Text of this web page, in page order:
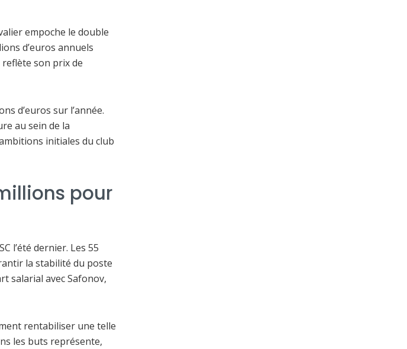
empoche le double
d’euros annuels
son prix de
d’euros sur l’année.
au sein de la
initiales du club
pour
l’été dernier. Les 55
la stabilité du poste
salarial avec Safonov,
rentabiliser une telle
les buts représente,